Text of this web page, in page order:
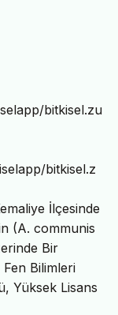
bitkisel.zu
bitkisel.z
İlçesinde
(A. communis
Bir
Bilimleri
Yüksek Lisans